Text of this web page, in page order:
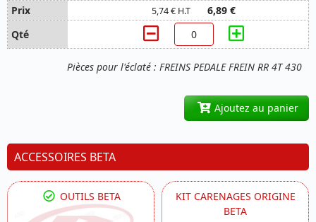
Pièces pour l'éclaté : FREINS PEDALE FREIN RR 4T 430
5,74 € H.T 6,89 €
Ajoutez au panier
ACCESSOIRES BETA
OUTILS BETA
KIT CARENAGES ORIGINE
BETA